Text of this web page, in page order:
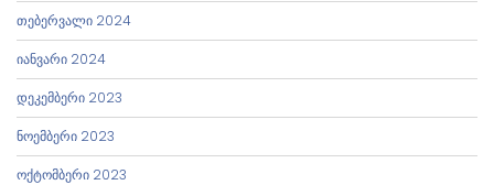
თებერვალი 2024
იანვარი 2024
დეკემბერი 2023
ნოემბერი 2023
ოქტომბერი 2023